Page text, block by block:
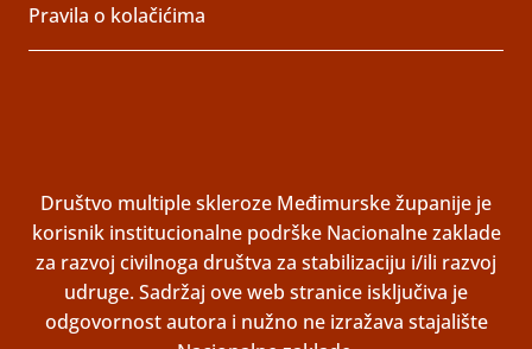
Pravila o kolačićima
Društvo multiple skleroze Međimurske županije je
korisnik institucionalne podrške Nacionalne zaklade
za razvoj civilnoga društva za stabilizaciju i/ili razvoj
udruge. Sadržaj ove web stranice isključiva je
odgovornost autora i nužno ne izražava stajalište